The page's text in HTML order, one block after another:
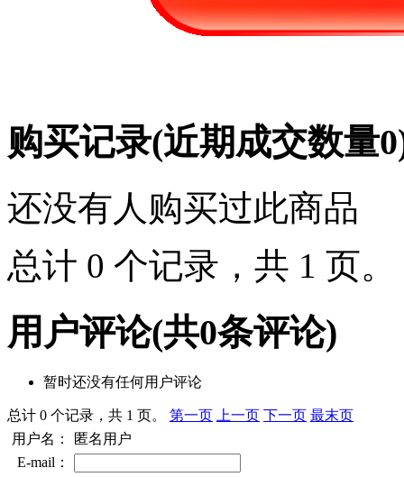
购买记录(近期成交数量0
还没有人购买过此商品
总计 0 个记录，共 1 页。
用户评论(共0条评论)
暂时还没有任何用户评论
总计 0 个记录，共 1 页。 第一页 上一页 下一页 最末页
用户名：
匿名用户
E-mail：